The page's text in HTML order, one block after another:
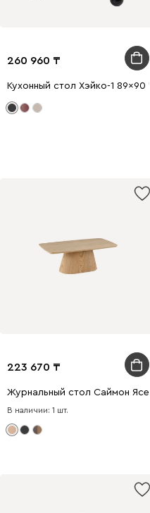
260 960
Кухонный стол Хэйко-1 89x90
223 670
Журнальный стол Саймон
В наличии: 1 шт.